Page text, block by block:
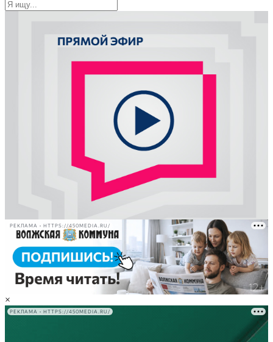
РЕКЛАМА • HTTPS://450MEDIA.RU/
×
РЕКЛАМА • HTTPS://450MEDIA.RU/